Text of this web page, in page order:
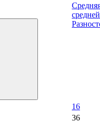
средней
16
36